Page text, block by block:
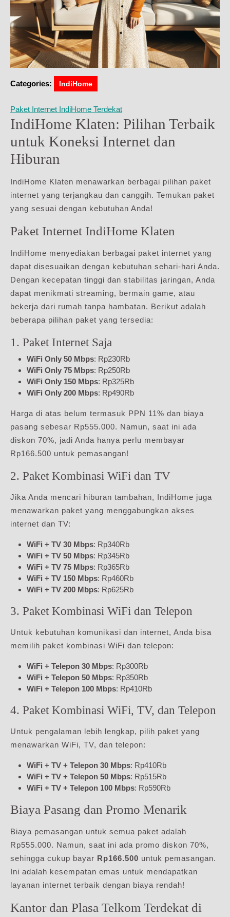
Categories: IndiHome
Paket Internet IndiHome Terdekat
IndiHome Klaten: Pilihan Terbaik
untuk Koneksi Internet dan
Hiburan
IndiHome Klaten menawarkan berbagai pilihan paket
internet yang terjangkau dan canggih. Temukan paket
yang sesuai dengan kebutuhan Anda!
Paket Internet IndiHome Klaten
IndiHome menyediakan berbagai paket internet yang
dapat disesuaikan dengan kebutuhan sehari-hari Anda.
Dengan kecepatan tinggi dan stabilitas jaringan, Anda
dapat menikmati streaming, bermain game, atau
bekerja dari rumah tanpa hambatan. Berikut adalah
beberapa pilihan paket yang tersedia:
1. Paket Internet Saja
WiFi Only 50 Mbps: Rp230Rb
WiFi Only 75 Mbps: Rp250Rb
WiFi Only 150 Mbps: Rp325Rb
WiFi Only 200 Mbps: Rp490Rb
Harga di atas belum termasuk PPN 11% dan biaya
pasang sebesar Rp555.000. Namun, saat ini ada
diskon 70%, jadi Anda hanya perlu membayar
Rp166.500 untuk pemasangan!
2. Paket Kombinasi WiFi dan TV
Jika Anda mencari hiburan tambahan, IndiHome juga
menawarkan paket yang menggabungkan akses
internet dan TV:
WiFi + TV 30 Mbps: Rp340Rb
WiFi + TV 50 Mbps: Rp345Rb
WiFi + TV 75 Mbps: Rp365Rb
WiFi + TV 150 Mbps: Rp460Rb
WiFi + TV 200 Mbps: Rp625Rb
3. Paket Kombinasi WiFi dan Telepon
Untuk kebutuhan komunikasi dan internet, Anda bisa
memilih paket kombinasi WiFi dan telepon:
WiFi + Telepon 30 Mbps: Rp300Rb
WiFi + Telepon 50 Mbps: Rp350Rb
WiFi + Telepon 100 Mbps: Rp410Rb
4. Paket Kombinasi WiFi, TV, dan Telepon
Untuk pengalaman lebih lengkap, pilih paket yang
menawarkan WiFi, TV, dan telepon:
WiFi + TV + Telepon 30 Mbps: Rp410Rb
WiFi + TV + Telepon 50 Mbps: Rp515Rb
WiFi + TV + Telepon 100 Mbps: Rp590Rb
Biaya Pasang dan Promo Menarik
Biaya pemasangan untuk semua paket adalah
Rp555.000. Namun, saat ini ada promo diskon 70%,
sehingga cukup bayar Rp166.500 untuk pemasangan.
Ini adalah kesempatan emas untuk mendapatkan
layanan internet terbaik dengan biaya rendah!
Kantor dan Plasa Telkom Terdekat di